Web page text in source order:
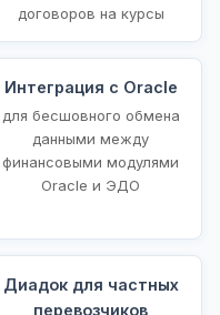
договоров на курсы
Интеграция с Oracle
для бесшовного обмена
данными между
финансовыми модулями
Oracle и ЭДО
Диадок для частных
перевозчиков